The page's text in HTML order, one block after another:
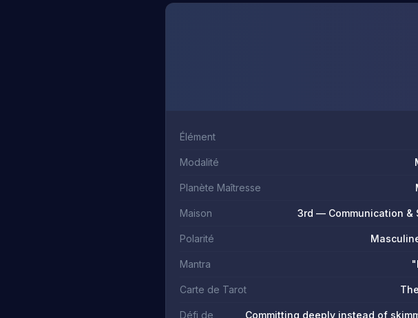
Élément
Modalité
Planète Maîtresse
Maison 3rd — Communication &
Polarité
Mantra
Carte de Tarot
Défi de
Committing deeply instead of